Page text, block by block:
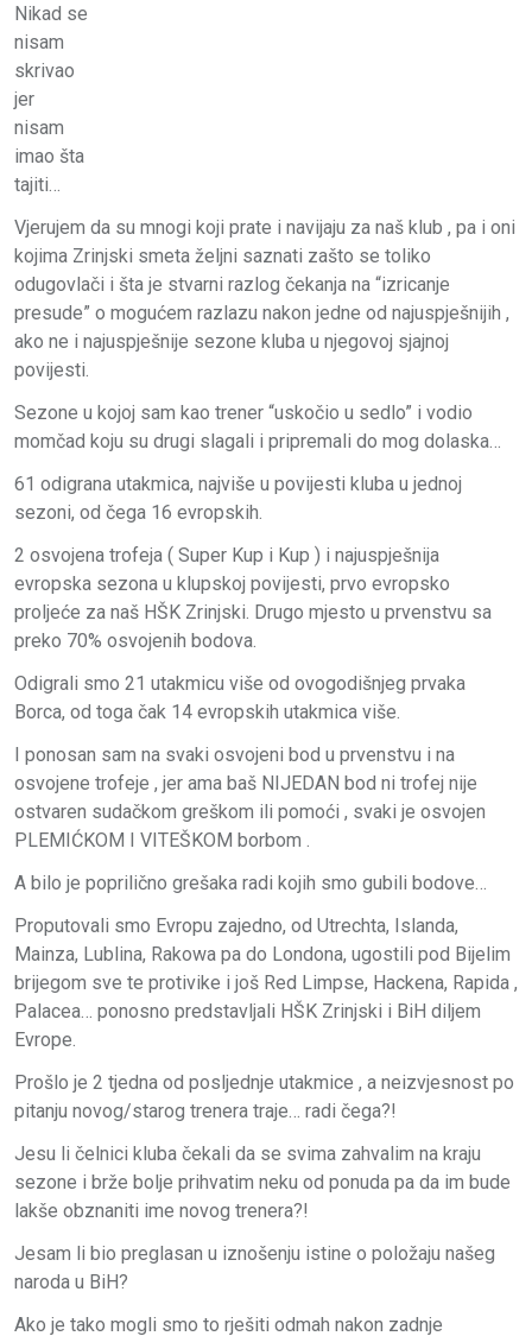
Nikad se
nisam
skrivao
jer
nisam
imao šta
tajiti…
Vjerujem da su mnogi koji prate i navijaju za naš klub , pa i oni
kojima Zrinjski smeta željni saznati zašto se toliko
odugovlači i šta je stvarni razlog čekanja na “izricanje
presude” o mogućem razlazu nakon jedne od najuspješnijih ,
ako ne i najuspješnije sezone kluba u njegovoj sjajnoj
povijesti.
Sezone u kojoj sam kao trener “uskočio u sedlo” i vodio
momčad koju su drugi slagali i pripremali do mog dolaska…
61 odigrana utakmica, najviše u povijesti kluba u jednoj
sezoni, od čega 16 evropskih.
2 osvojena trofeja ( Super Kup i Kup ) i najuspješnija
evropska sezona u klupskoj povijesti, prvo evropsko
proljeće za naš HŠK Zrinjski. Drugo mjesto u prvenstvu sa
preko 70% osvojenih bodova.
Odigrali smo 21 utakmicu više od ovogodišnjeg prvaka
Borca, od toga čak 14 evropskih utakmica više.
I ponosan sam na svaki osvojeni bod u prvenstvu i na
osvojene trofeje , jer ama baš NIJEDAN bod ni trofej nije
ostvaren sudačkom greškom ili pomoći , svaki je osvojen
PLEMIĆKOM I VITEŠKOM borbom .
A bilo je poprilično grešaka radi kojih smo gubili bodove…
Proputovali smo Evropu zajedno, od Utrechta, Islanda,
Mainza, Lublina, Rakowa pa do Londona, ugostili pod Bijelim
brijegom sve te protivike i još Red Limpse, Hackena, Rapida ,
Palacea… ponosno predstavljali HŠK Zrinjski i BiH diljem
Evrope.
Prošlo je 2 tjedna od posljednje utakmice , a neizvjesnost po
pitanju novog/starog trenera traje… radi čega?!
Jesu li čelnici kluba čekali da se svima zahvalim na kraju
sezone i brže bolje prihvatim neku od ponuda pa da im bude
lakše obznaniti ime novog trenera?!
Jesam li bio preglasan u iznošenju istine o položaju našeg
naroda u BiH?
Ako je tako mogli smo to rješiti odmah nakon zadnje